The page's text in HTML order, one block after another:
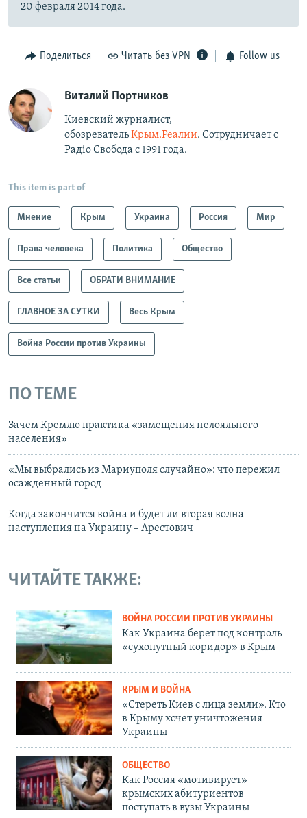
20 февраля 2014 года.
Поделиться Читать без VPN Follow us
Виталий Портников
Киевский журналист,
обозревательКрым.Реалии. Сотрудничает с
Радiо Свобода с 1991 года.
This item is part of
Мнение Крым Украина Россия Мир
Права человека Политика Общество
Все статьи ОБРАТИ ВНИМАНИЕ
ГЛАВНОЕ ЗА СУТКИ Весь Крым
Война России против Украины
ПО ТЕМЕ
Зачем Кремлю практика «замещения нелояльного
населения»
«Мы выбрались из Мариуполя случайно»: что пережил
осажденный город
Когда закончится война и будет ли вторая волна
наступления на Украину – Арестович
ЧИТАЙТЕ ТАКЖЕ:
ВОЙНА РОССИИ ПРОТИВ УКРАИНЫ
Как Украина берет под контроль
«сухопутный коридор» в Крым
КРЫМ И ВОЙНА
«Стереть Киев с лица земли». Кто
в Крыму хочет уничтожения
Украины
ОБЩЕСТВО
Как Россия «мотивирует»
крымских абитуриентов
поступать в вузы Украины